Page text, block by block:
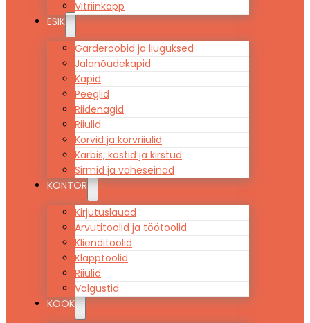
Vitriinkapp
ESIK
Garderoobid ja liuguksed
Jalanõudekapid
Kapid
Peeglid
Riidenagid
Riiulid
Korvid ja korvriiulid
Karbis, kastid ja kirstud
Sirmid ja vaheseinad
KONTOR
Kirjutuslauad
Arvutitoolid ja töötoolid
Klienditoolid
Klapptoolid
Riiulid
Valgustid
KÖÖK